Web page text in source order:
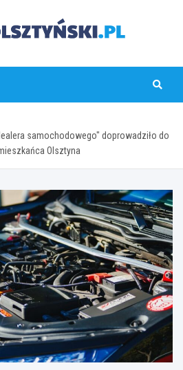
samochodowego" doprowadziło do
Olsztyna